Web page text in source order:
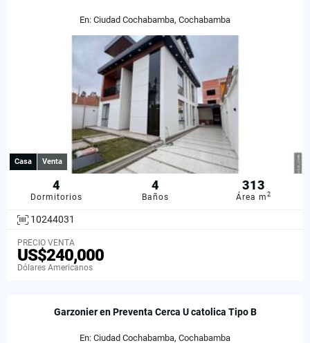
En: Ciudad Cochabamba, Cochabamba
Casa Venta
4
Dormitorios
4
Baños
313
Área m2
10244031
PRECIO VENTA
US$240,000
Dólares Americanos
Garzonier en Preventa Cerca U catolica Tipo B
En: Ciudad Cochabamba, Cochabamba